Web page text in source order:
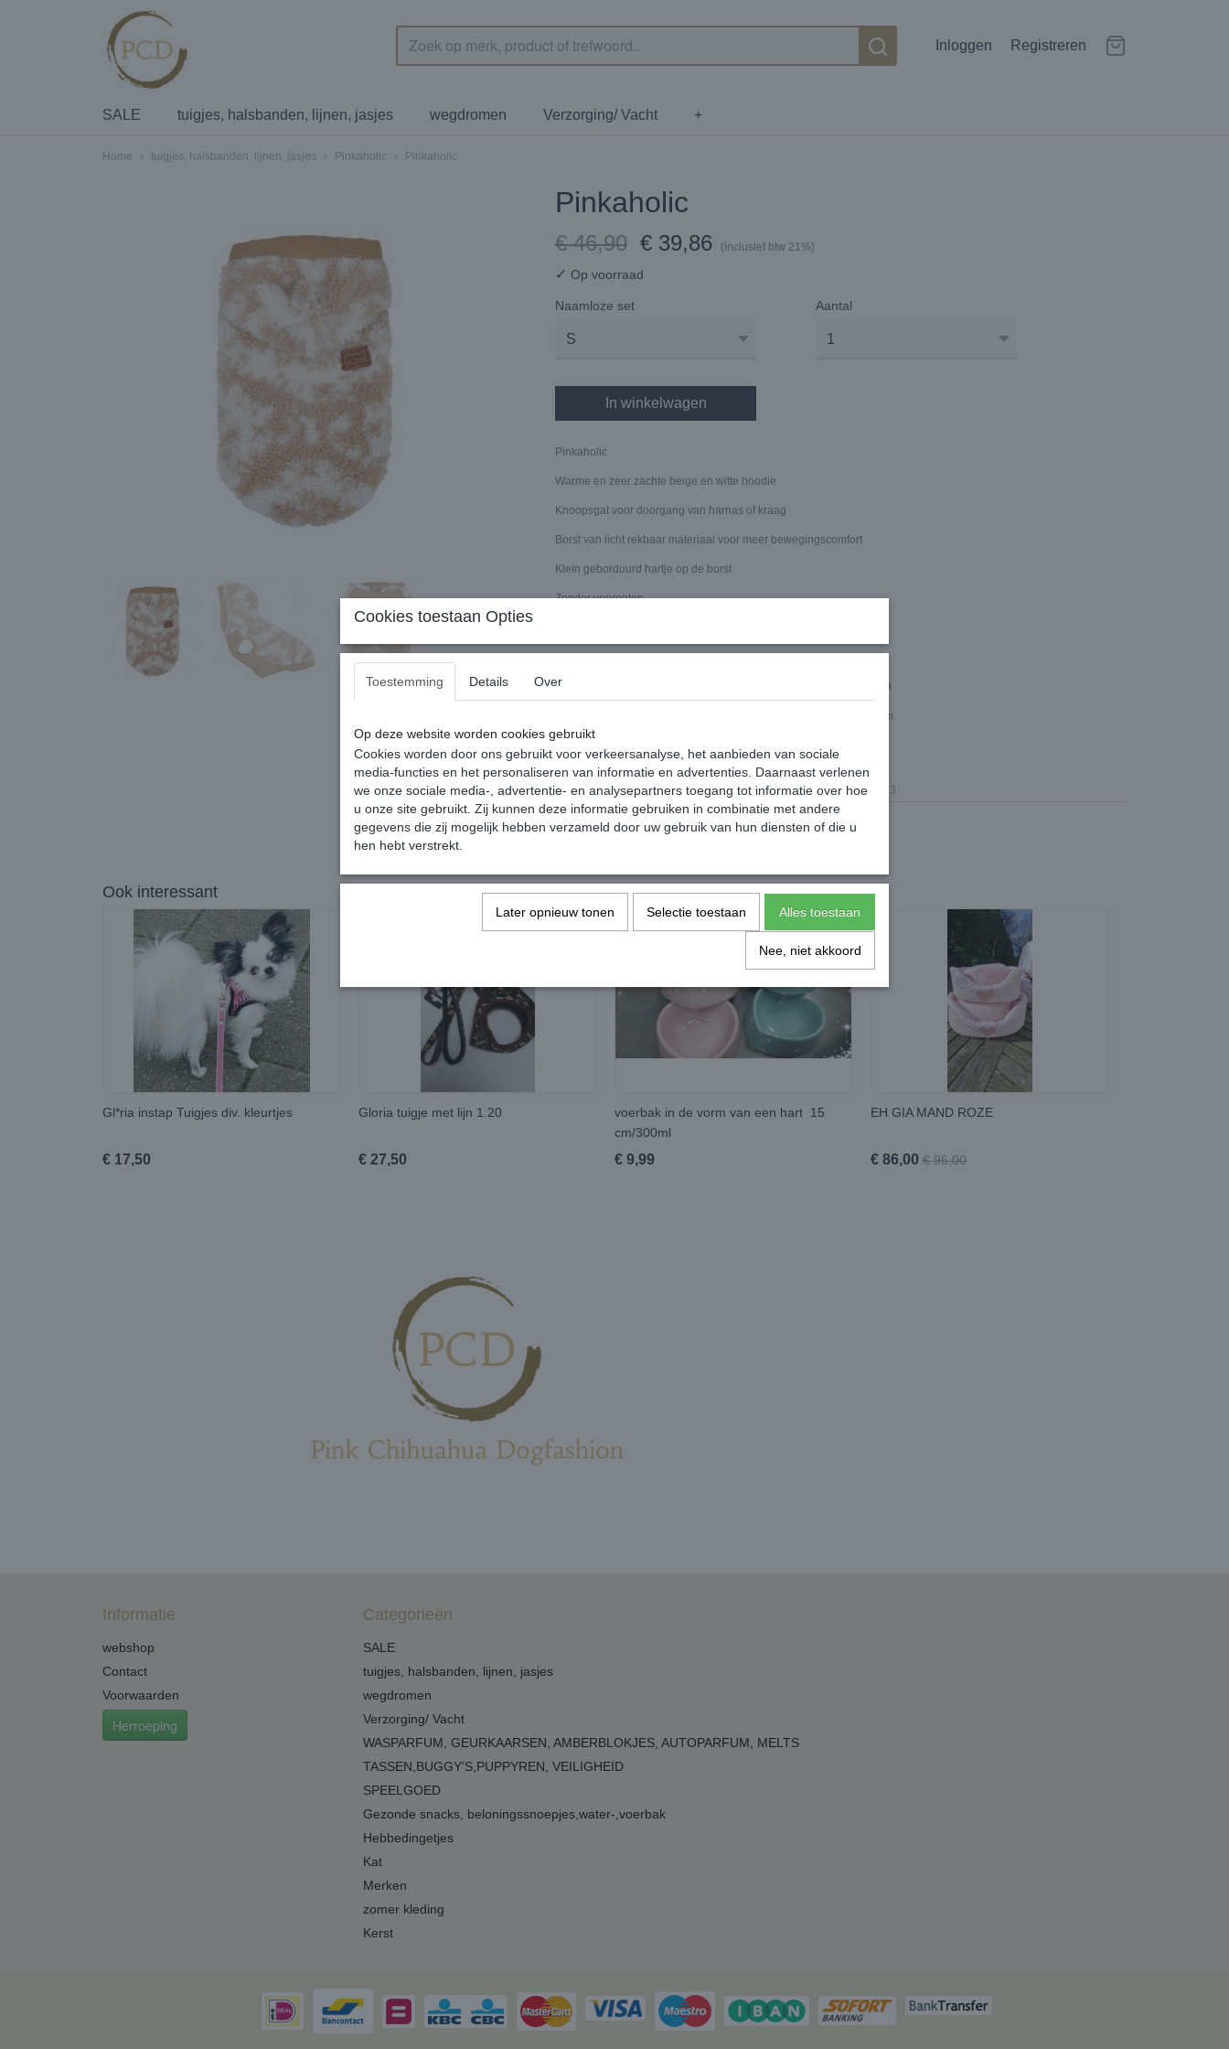
Inloggen Registreren
SALE tuigjes, halsbanden, lijnen, jasjes wegdromen Verzorging/ Vacht +
Home › tuigjes, halsbanden, lijnen, jasjes › Pinkaholic › Pinkaholic
Pinkaholic
€ 46,90 € 39,86 (inclusief btw 21%)
✓ Op voorraad
Naamloze set Aantal
In winkelwagen
Pinkaholic
Warme en zeer zachte beige en witte hoodie
Knoopsgat voor doorgang van harnas of kraag
Borst van licht rekbaar materiaal voor meer bewegingscomfort
Klein geborduurd hartje op de borst
Zonder voorpoten,
S Nekomtrek 24cm, Buikomtrek achter de benen 32cm, lengte 21cm
M Nekomtrek 29cm, Buikomtrek achter de benen 38cm, lengte 25cm
Specificaties
Productcode 1282-1313
Ook interessant
Gl*ria instap Tuigjes div. kleurtjes
€ 17,50
Gloria tuigje met lijn 1.20
€ 27,50
voerbak in de vorm van een hart 15
cm/300ml
€ 9,99
EH GIA MAND ROZE
€ 86,00 € 96,00
Informatie
webshop
Contact
Voorwaarden
Herroeping
Categorieën
SALE
tuigjes, halsbanden, lijnen, jasjes
wegdromen
Verzorging/ Vacht
WASPARFUM, GEURKAARSEN, AMBERBLOKJES, AUTOPARFUM, MELTS
TASSEN,BUGGY'S,PUPPYREN, VEILIGHEID
SPEELGOED
Gezonde snacks, beloningssnoepjes,water-,voerbak
Hebbedingetjes
Kat
Merken
zomer kleding
Kerst
Cookies toestaan Opties
Toestemming Details Over
Op deze website worden cookies gebruikt
Cookies worden door ons gebruikt voor verkeersanalyse, het aanbieden van sociale
media-functies en het personaliseren van informatie en advertenties. Daarnaast verlenen
we onze sociale media-, advertentie- en analysepartners toegang tot informatie over hoe
u onze site gebruikt. Zij kunnen deze informatie gebruiken in combinatie met andere
gegevens die zij mogelijk hebben verzameld door uw gebruik van hun diensten of die u
hen hebt verstrekt.
Later opnieuw tonen Selectie toestaan Alles toestaan
Nee, niet akkoord